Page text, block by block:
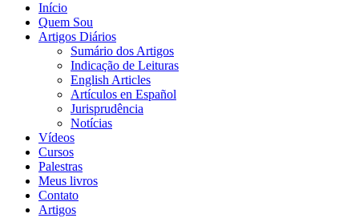
Início
Quem Sou
Artigos Diários
Sumário dos Artigos
Indicação de Leituras
English Articles
Artículos en Español
Jurisprudência
Notícias
Vídeos
Cursos
Palestras
Meus livros
Contato
Artigos